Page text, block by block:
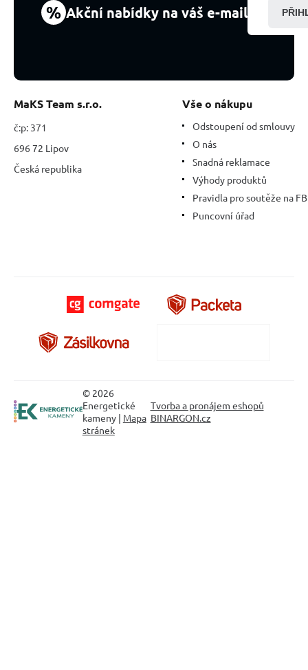
% Akční nabídky na váš e-mail
MaKS Team s.r.o.
č:p: 371
696 72 Lipov
Česká republika
Vše o nákupu
Odstoupení od smlouvy
O nás
Snadná reklamace
Výhody produktů
Pravidla pro soutěže na FB
Puncovní úřad
© 2026
Energetické
kameny | Mapa
stránek
Tvorba a pronájem eshopů
BINARGON.cz